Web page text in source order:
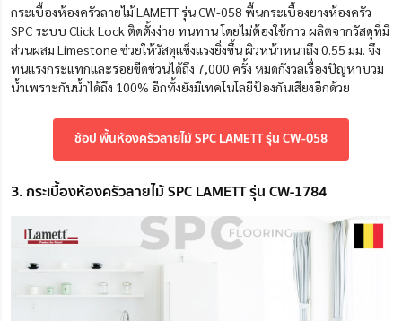
กระเบื้องห้องครัวลายไม้ LAMETT รุ่น CW-058 พื้นกระเบื้องยางห้องครัว
SPC ระบบ Click Lock ติดตั้งง่าย ทนทาน โดยไม่ต้องใช้กาว ผลิตจากวัสดุที่มี
ส่วนผสม Limestone ช่วยให้วัสดุแข็งแรงยิ่งขึ้น ผิวหน้าหนาถึง 0.55 มม. จึง
ทนแรงกระแทกและรอยขีดข่วนได้ถึง 7,000 ครั้ง หมดกังวลเรื่องปัญหาบวม
น้ำเพราะกันน้ำได้ถึง 100% อีกทั้งยังมีเทคโนโลยีป้องกันเสียงอีกด้วย
ช้อป พื้นห้องครัวลายไม้ SPC LAMETT รุ่น CW-058
3. กระเบื้องห้องครัวลายไม้ SPC LAMETT รุ่น CW-1784